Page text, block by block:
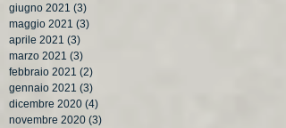
giugno 2021 (3)
maggio 2021 (3)
aprile 2021 (3)
marzo 2021 (3)
febbraio 2021 (2)
gennaio 2021 (3)
dicembre 2020 (4)
novembre 2020 (3)